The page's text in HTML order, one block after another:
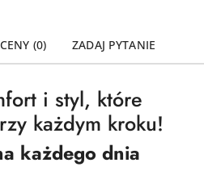
(0) ZADAJ PYTANIE
i styl, które
każdym kroku!
każdego dnia